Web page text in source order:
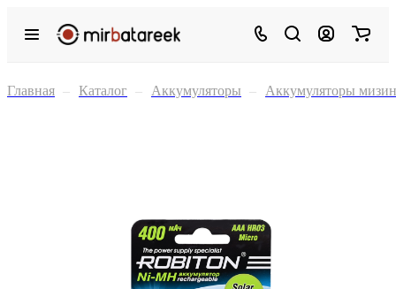
Главная – Каталог – Аккумуляторы – Аккумуляторы